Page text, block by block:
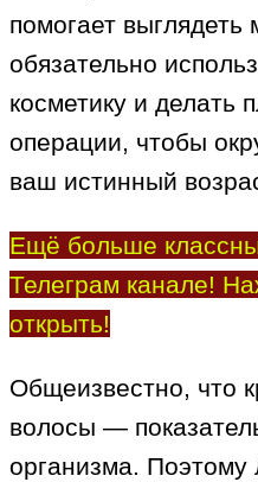
помогает
обязательно
косметику и делать
операции, чтобы
ваш истинный
Ещё больше
Телеграм канале!
открыть!
Общеизвестно, что
волосы —
организма.